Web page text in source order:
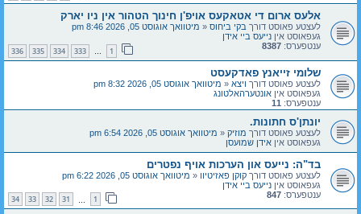
אלעס ארום די אטאקעס אויפ'ן חינוך הטהור אין ניו יארק
לעצטע פאוסט דורך בקי ביחוס « מיטוואך אוגוסט 05, 2026 8:46 pm
געפאוסט אין נייעס ביי אידן
ענטפערס: 8387
1
…
333
334
335
336
שלומי זייאנץ פאדקעסט
לעצטע פאוסט דורך ויצא « מיטוואך אוגוסט 05, 2026 8:32 pm
געפאוסט אין אונטערהאלטונג
ענטפערס: 11
יונתן'ס חתונות.
לעצטע פאוסט דורך מוזיק « מיטוואך אוגוסט 05, 2026 6:54 pm
געפאוסט אין אידן שמועסן
בד"ה: נייעס און הערכות אויף נפטרים
לעצטע פאוסט דורך קוקן פאזיטיוו « מיטוואך אוגוסט 05, 2026 6:22 pm
געפאוסט אין נייעס ביי אידן
ענטפערס: 847
1
31
32
33
34